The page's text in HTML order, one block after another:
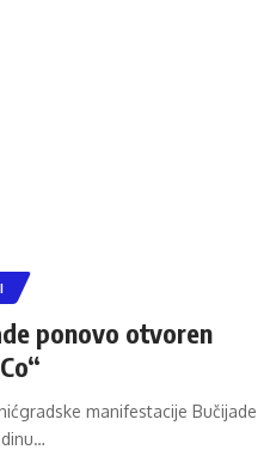
ponovo otvoren
manifestacije Bučijade
…